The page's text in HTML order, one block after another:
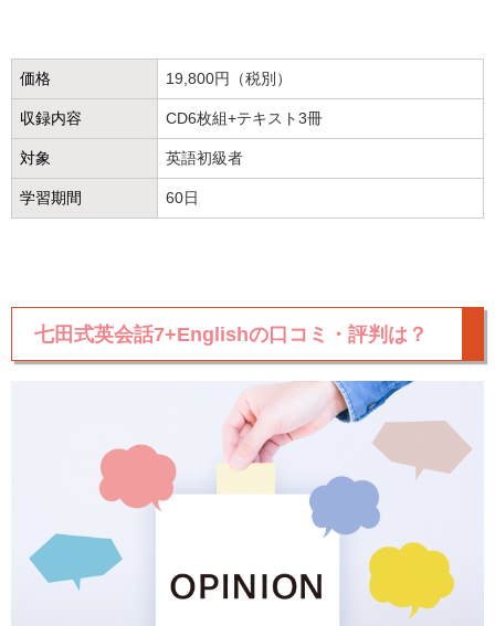
価格 19,800円（税別）
収録内容 CD6枚組+テキスト3冊
対象 英語初級者
学習期間 60日
七田式英会話7+Englishの口コミ・評判は？